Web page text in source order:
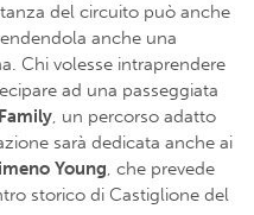
del circuito può anche
anche una
Chi volesse intraprendere
ad una passeggiata
, un percorso adatto
sarà dedicata anche ai
Young, che prevede
storico di Castiglione del